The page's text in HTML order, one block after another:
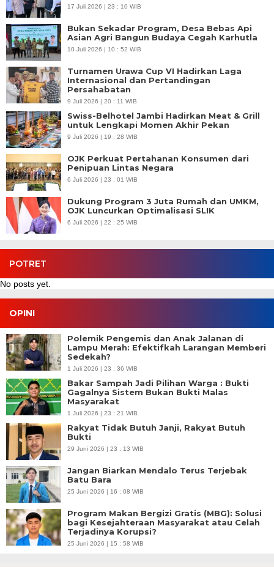
17 Juli 2026 | 23 : 10 WIB
Bukan Sekadar Program, Desa Bebas Api
Asian Agri Bangun Budaya Cegah Karhutla
10 Juli 2026 | 10 : 52 WIB
Turnamen Urawa Cup VI Hadirkan Laga
Internasional dan Pertandingan
Persahabatan
9 Juli 2026 | 20 : 11 WIB
Swiss-Belhotel Jambi Hadirkan Meat & Grill
untuk Lengkapi Momen Akhir Pekan
9 Juli 2026 | 19 : 28 WIB
OJK Perkuat Pertahanan Konsumen dari
Penipuan Lintas Negara
6 Juli 2026 | 23 : 01 WIB
Dukung Program 3 Juta Rumah dan UMKM,
OJK Luncurkan Optimalisasi SLIK
6 Juli 2026 | 22 : 25 WIB
POTRET
No posts yet.
OPINI
Polemik Pengemis dan Anak Jalanan di
Lampu Merah: Efektifkah Larangan Memberi
Sedekah?
1 Juli 2026 | 23 : 36 WIB
Bakar Sampah Jadi Pilihan Warga : Bukti
Gagalnya Sistem Bukan Bukti Malas
Masyarakat
1 Juli 2026 | 23 : 21 WIB
Rakyat Tidak Butuh Janji, Rakyat Butuh
Bukti
29 Juni 2026 | 23 : 13 WIB
Jangan Biarkan Mendalo Terus Terjebak
Batu Bara
25 Juni 2026 | 16 : 08 WIB
Program Makan Bergizi Gratis (MBG): Solusi
bagi Kesejahteraan Masyarakat atau Celah
Terjadinya Korupsi?
25 Juni 2026 | 15 : 58 WIB